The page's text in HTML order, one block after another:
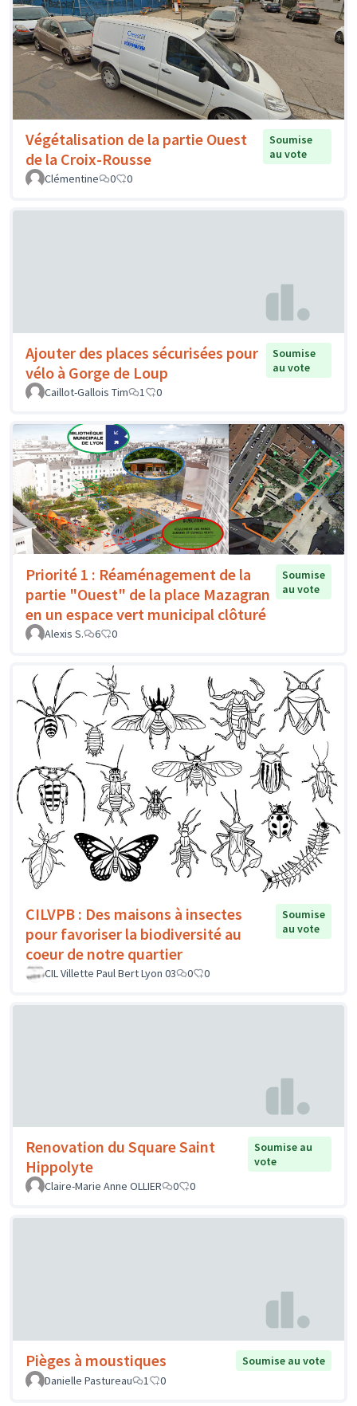
Végétalisation de la partie Ouest
de la Croix-Rousse
Soumise
au vote
Clémentine
0 0
Ajouter des places sécurisées pour
vélo à Gorge de Loup
Soumise
au vote
Caillot-Gallois Tim
1 0
Priorité 1 : Réaménagement de la
partie "Ouest" de la place Mazagran
en un espace vert municipal clôturé
Soumise
au vote
Alexis S. 6 0
CILVPB : Des maisons à insectes
pour favoriser la biodiversité au
coeur de notre quartier
Soumise
au vote
CIL Villette Paul Bert Lyon 03 0 0
Renovation du Square Saint
Hippolyte
Soumise au
vote
Claire-Marie Anne OLLIER
0 0
Pièges à moustiques
Soumise au vote
Danielle Pastureau
1 0